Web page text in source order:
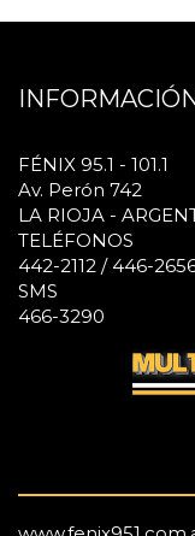
FÉNIX 95.1 - 101.1
Av. Perón 742
LA RIOJA -
TELÉFONOS
442-2112 / 446-
SMS
466-3290